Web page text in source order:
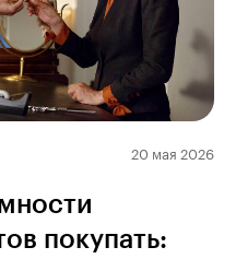
20 мая 2026
покупать: